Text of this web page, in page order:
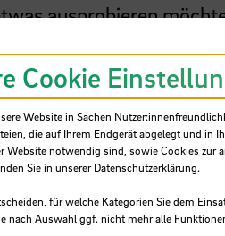
ausprobieren
entdecke den
(45 Minuten)
- Makerspace-
Cookie
Website in Sachen
die auf Ihrem Endgerät abgelegt und in
Website notwendig sind, sowie Cookies zur
Sie in unsererDatenschutzerklärung.
für welche Kategorien Sie dem
nach Auswahl ggf. nicht mehr alle